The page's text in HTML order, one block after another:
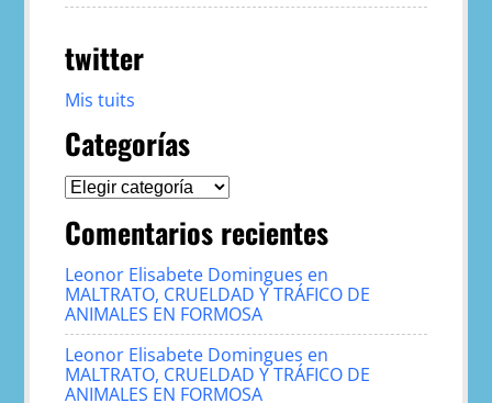
twitter
Mis tuits
Categorías
Categorías
Comentarios recientes
Leonor Elisabete Domingues en
MALTRATO, CRUELDAD Y TRÁFICO DE
ANIMALES EN FORMOSA
Leonor Elisabete Domingues en
MALTRATO, CRUELDAD Y TRÁFICO DE
ANIMALES EN FORMOSA